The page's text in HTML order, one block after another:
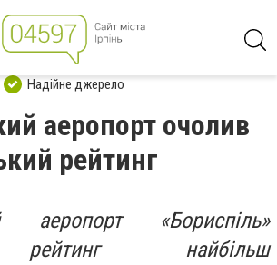
Надійне джерело
аеропорт очолив
рейтинг
аеропорт «Бориспіль»
найбільш